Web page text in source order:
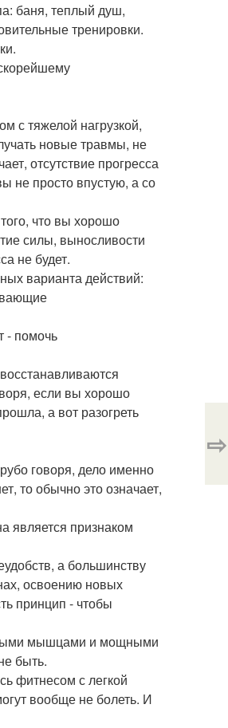
баня, теплый душ,
тренировки.
с тяжелой нагрузкой,
новые травмы, не
отсутствие прогресса
не просто впустую, а со
что вы хорошо
силы, выносливости
не будет.
варианта действий:
- помочь
если вы хорошо
а вот разогреть
говоря, дело именно
то обычно это означает,
является признаком
а большинству
освоению новых
принцип - чтобы
мышцами и мощными
быть.
фитнесом с легкой
вообще не болеть. И
⇨